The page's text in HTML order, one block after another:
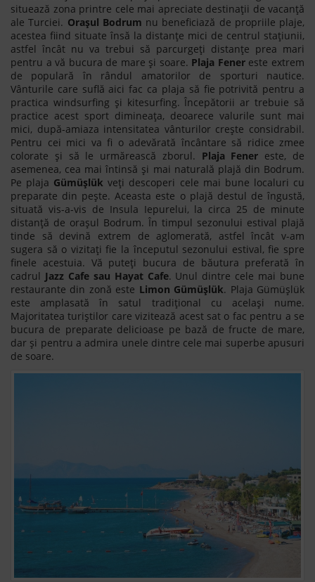
situează zona printre cele mai apreciate destinații de vacanță
ale Turciei. Orașul Bodrum nu beneficiază de propriile plaje,
acestea fiind situate însă la distanțe mici de centrul stațiunii,
astfel încât nu va trebui să parcurgeți distanțe prea mari
pentru a vă bucura de mare și soare. Plaja Fenereste extrem
de populară în rândul amatorilor de sporturi nautice.
Vânturile care suflă aici fac ca plaja să fie potrivită pentru a
practica windsurfing și kitesurfing. Începătorii ar trebuie să
practice acest sport dimineața, deoarece valurile sunt mai
mici, după-amiaza intensitatea vânturilor crește considrabil.
Pentru cei mici va fi o adevărată încântare să ridice zmee
colorate și să le urmărească zborul. Plaja Fener este, de
asemenea, cea mai întinsă și mai naturală plajă din Bodrum.
Pe plaja Gümüșlük veți descoperi cele mai bune localuri cu
preparate din pește. Aceasta este o plajă destul de îngustă,
situată vis-a-vis de Insula Iepurelui, la circa 25 de minute
distanță de orașul Bodrum. În timpul sezonului estival plajă
tinde să devină extrem de aglomerată, astfel încât v-am
sugera să o vizitați fie la începutul sezonului estival, fie spre
finele acestuia. Vă puteți bucura de băutura preferată în
cadrul Jazz Cafe sau Hayat Cafe. Unul dintre cele mai bune
restaurante din zonă este Limon Gümüșlük. Plaja Gümüșlük
este amplasată în satul tradițional cu același nume.
Majoritatea turiștilor care vizitează acest sat o fac pentru a se
bucura de preparate delicioase pe bază de fructe de mare,
dar și pentru a admira unele dintre cele mai superbe apusuri
de soare.